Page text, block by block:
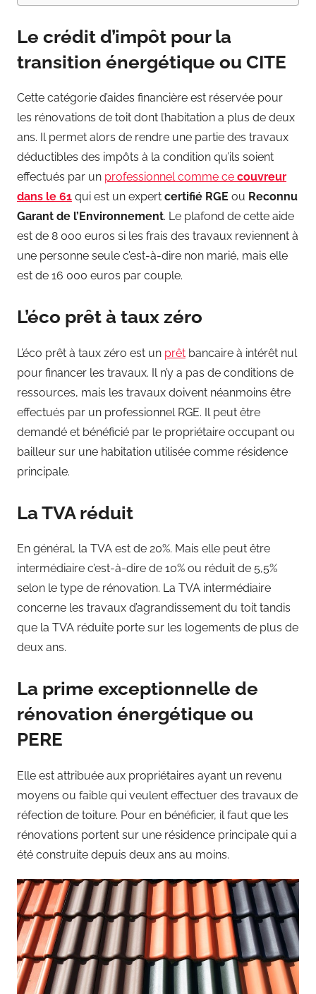
Le crédit d’impôt pour la
transition énergétique ou CITE
Cette catégorie d’aides financière est réservée pour
les rénovations de toit dont l’habitation a plus de deux
ans. Il permet alors de rendre une partie des travaux
déductibles des impôts à la condition qu’ils soient
effectués par un professionnel comme ce couvreur
dans le 61 qui est un expert certifié RGE ou Reconnu
Garant de l’Environnement. Le plafond de cette aide
est de 8 000 euros si les frais des travaux reviennent à
une personne seule c’est-à-dire non marié, mais elle
est de 16 000 euros par couple.
L’éco prêt à taux zéro
L’éco prêt à taux zéro est un prêt bancaire à intérêt nul
pour financer les travaux. Il n’y a pas de conditions de
ressources, mais les travaux doivent néanmoins être
effectués par un professionnel RGE. Il peut être
demandé et bénéficié par le propriétaire occupant ou
bailleur sur une habitation utilisée comme résidence
principale.
La TVA réduit
En général, la TVA est de 20%. Mais elle peut être
intermédiaire c’est-à-dire de 10% ou réduit de 5,5%
selon le type de rénovation. La TVA intermédiaire
concerne les travaux d’agrandissement du toit tandis
que la TVA réduite porte sur les logements de plus de
deux ans.
La prime exceptionnelle de
rénovation énergétique ou
PERE
Elle est attribuée aux propriétaires ayant un revenu
moyens ou faible qui veulent effectuer des travaux de
réfection de toiture. Pour en bénéficier, il faut que les
rénovations portent sur une résidence principale qui a
été construite depuis deux ans au moins.